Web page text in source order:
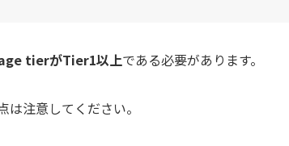
tierがTier1以上である必要があります。
注意してください。